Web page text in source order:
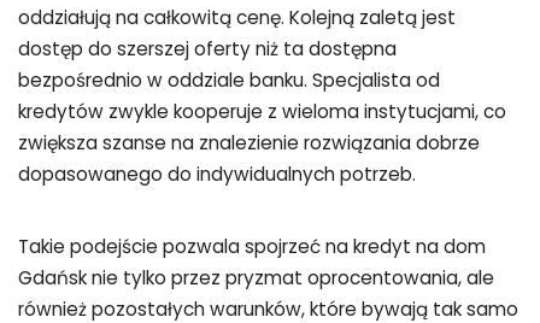
oddziałują na całkowitą cenę. Kolejną zaletą jest
dostęp do szerszej oferty niż ta dostępna
bezpośrednio w oddziale banku. Specjalista od
kredytów zwykle kooperuje z wieloma instytucjami, co
zwiększa szanse na znalezienie rozwiązania dobrze
dopasowanego do indywidualnych potrzeb.
Takie podejście pozwala spojrzeć na kredyt na dom
Gdańsk nie tylko przez pryzmat oprocentowania, ale
również pozostałych warunków, które bywają tak samo